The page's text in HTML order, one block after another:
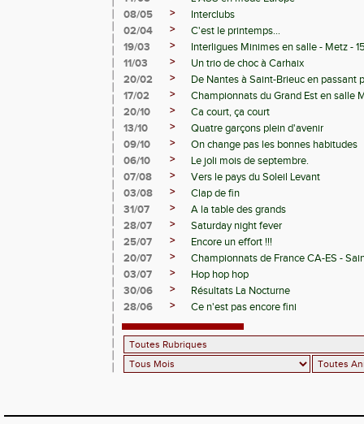
08/05
>
Interclubs
02/04
>
C'est le printemps...
19/03
>
Interligues Minimes en salle - Metz -
11/03
>
Un trio de choc à Carhaix
20/02
>
De Nantes à Saint-Brieuc en passant
17/02
>
Championnats du Grand Est en salle
20/10
>
Ca court, ça court
13/10
>
Quatre garçons plein d'avenir
09/10
>
On change pas les bonnes habitudes
06/10
>
Le joli mois de septembre.
07/08
>
Vers le pays du Soleil Levant
03/08
>
Clap de fin
31/07
>
A la table des grands
28/07
>
Saturday night fever
25/07
>
Encore un effort !!!
20/07
>
Championnats de France CA-ES -
03/07
>
Hop hop hop
30/06
>
Résultats La Nocturne
28/06
> Ce n'est pas encore fini